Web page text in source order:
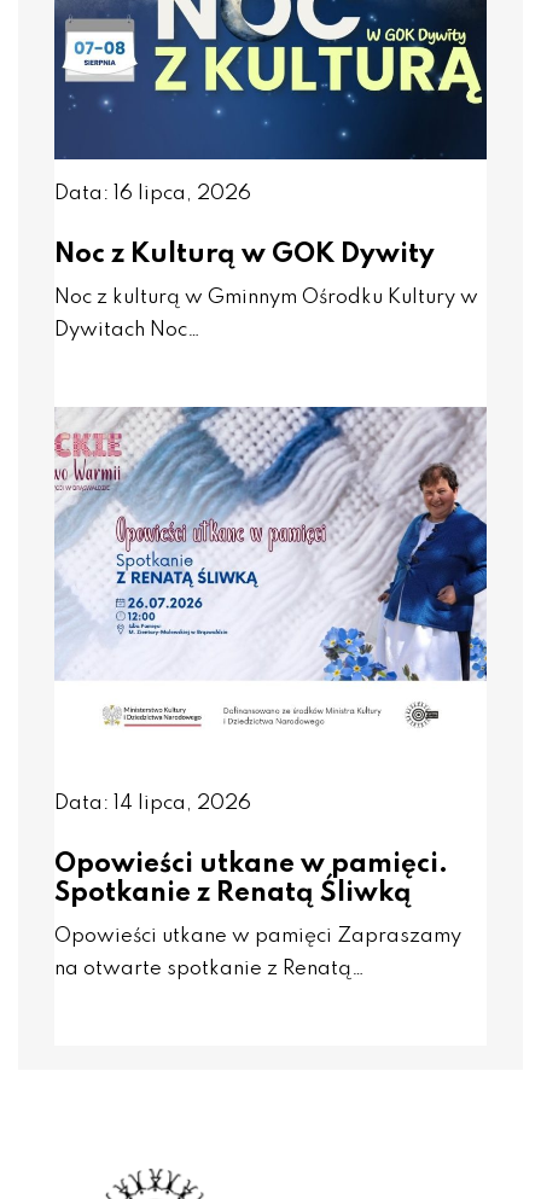
Data: 16 lipca, 2026
Noc z Kulturą w GOK Dywity
Noc z kulturą w Gminnym Ośrodku Kultury w
Dywitach Noc…
Data: 14 lipca, 2026
Opowieści utkane w pamięci.
Spotkanie z Renatą Śliwką
Opowieści utkane w pamięci Zapraszamy
na otwarte spotkanie z Renatą…